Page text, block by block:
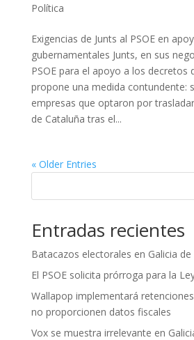
Política
Exigencias de Junts al PSOE en
gubernamentales Junts, en sus
PSOE para el apoyo a los decretos
propone una medida contundente:
empresas que optaron por
de Cataluña tras el...
« Older Entries
Entradas recientes
Batacazos electorales en Galicia
El PSOE solicita prórroga para la
Wallapop implementará
no proporcionen datos fiscales
Vox se muestra irrelevante en